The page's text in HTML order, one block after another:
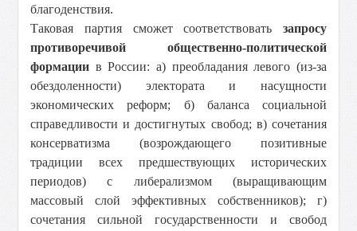
благоденствия.
Таковая партия сможет соответствовать запросу
противоречивой общественно-политической
формации в России: а) преобладания левого (из-за
обездоленности) электората и насущности
экономических реформ; б) баланса социальной
справедливости и достигнутых свобод; в) сочетания
консерватизма (возрождающего позитивные
традиции всех предшествующих исторических
периодов) с либерализмом (выращивающим
массовый слой эффективных собственников); г)
сочетания сильной государственности и свобод